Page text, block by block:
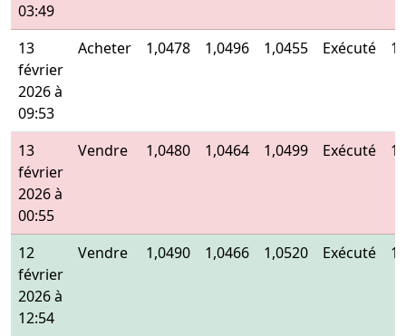
03:49
13
février
2026 à
09:53
Acheter 1,0478 1,0496 1,0455 Exécuté
13
février
2026 à
00:55
Vendre 1,0480 1,0464 1,0499 Exécuté
12
février
2026 à
12:54
Vendre 1,0490 1,0466 1,0520 Exécuté